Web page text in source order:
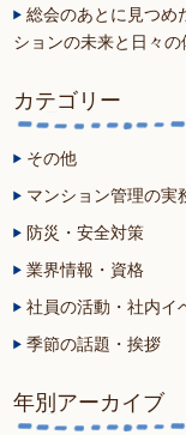
総会のあとに見つめ
ションの未来と日々の
カテゴリー
その他
マンション管理の実
防災・安全対策
業界情報・資格
社員の活動・社内イ
季節の話題・挨拶
年別アーカイブ